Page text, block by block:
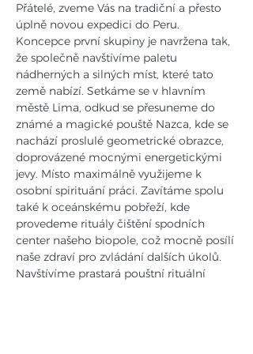
Přátelé, zveme Vás na tradiční a přesto
úplně novou expedici do Peru.
Koncepce první skupiny je navržena tak,
že společně navštívíme paletu
nádherných a silných míst, které tato
země nabízí. Setkáme se v hlavním
městě Lima, odkud se přesuneme do
známé a magické pouště Nazca, kde se
nachází proslulé geometrické obrazce,
doprovázené mocnými energetickými
jevy. Místo maximálně využijeme k
osobní spirituání práci. Zavítáme spolu
také k oceánskému pobřeží, kde
provedeme rituály čištění spodních
center našeho biopole, což mocně posílí
naše zdraví pro zvládání dalších úkolů.
Navštívíme prastará pouštní rituální